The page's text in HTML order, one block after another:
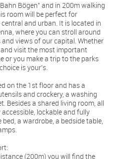
Bögen" and in 200m walking
room will be perfect for
and urban. It is located in
where you can stroll around
views of our capital. Whether
visit the most important
or you make a trip to the parks
is your's.
on the 1st floor and has a
and crockery, a washing
Besides a shared living room, all
lockable and fully
a wardrobe, a bedside table,
(200m) you will find the